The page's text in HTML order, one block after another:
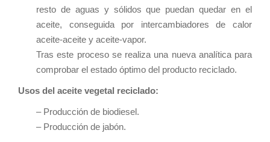
resto de aguas y sólidos que puedan quedar en el
aceite, conseguida por intercambiadores de calor
aceite-aceite y aceite-vapor.
Tras este proceso se realiza una nueva analítica para
comprobar el estado óptimo del producto reciclado.
Usos del aceite vegetal reciclado:
– Producción de biodiesel.
– Producción de jabón.